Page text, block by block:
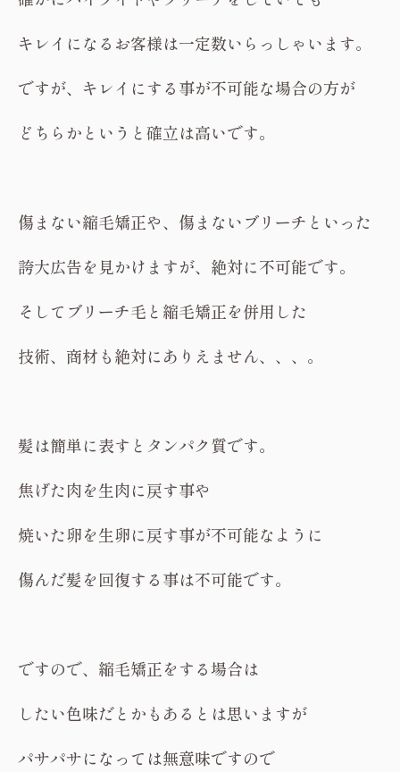
キレイになるお客様は一定数いらっしゃいます。
ですが、キレイにする事が不可能な場合の方が
どちらかというと確立は高いです。
傷まない縮毛矯正や、傷まないブリーチといった
誇大広告を見かけますが、絶対に不可能です。
そしてブリーチ毛と縮毛矯正を併用した
技術、商材も絶対にありえません、、、。
髪は簡単に表すとタンパク質です。
焦げた肉を生肉に戻す事や
焼いた卵を生卵に戻す事が不可能なように
傷んだ髪を回復する事は不可能です。
ですので、縮毛矯正をする場合は
したい色味だとかもあるとは思いますが
パサパサになっては無意味ですので